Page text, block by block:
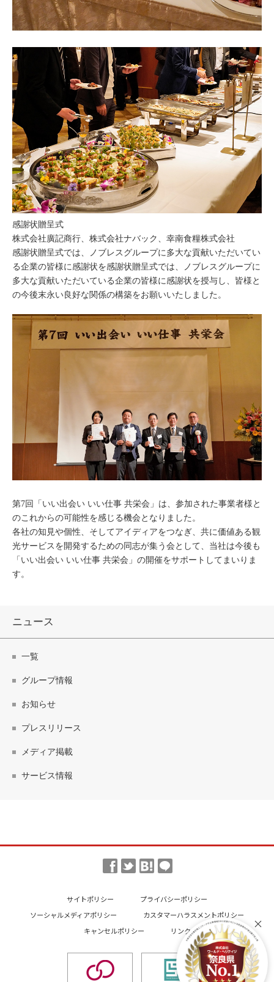
感謝状贈呈式
株式会社廣記商行、株式会社ナバック、幸南食糧株式会社
感謝状贈呈式では、ノブレスグループに多大な貢献いただいてい
る企業の皆様に感謝状を感謝状贈呈式では、ノブレスグループに
多大な貢献いただいている企業の皆様に感謝状を授与し、皆様と
の今後末永い良好な関係の構築をお願いいたしました。
第7回「いい出会い いい仕事 共栄会」は、参加された事業者様と
のこれからの可能性を感じる機会となりました。
各社の知見や個性、そしてアイディアをつなぎ、共に価値ある観
光サービスを開発するための同志が集う会として、当社は今後も
「いい出会い いい仕事 共栄会」の開催をサポートしてまいりま
す。
ニュース
一覧
グループ情報
お知らせ
プレスリリース
メディア掲載
サービス情報
サイトポリシー
プライバシーポリシー
ソーシャルメディアポリシー
カスタマーハラスメントポリシー
キャンセルポリシー
リンク